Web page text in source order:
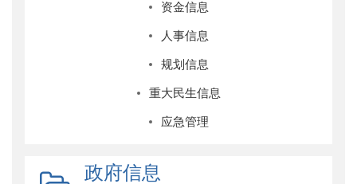
资金信息
人事信息
规划信息
重大民生信息
应急管理
政府信息